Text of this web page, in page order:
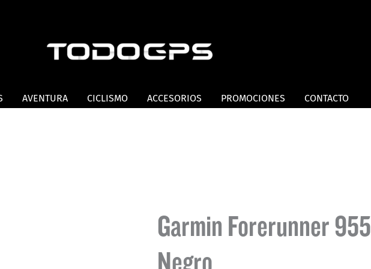
AVENTURA CICLISMO ACCESORIOS PROMOCIONES CONTACTO
Garmin Forerunner 955